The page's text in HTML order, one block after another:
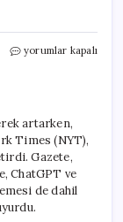
New
Zeka
Yasağı:
Medya
Dünyasında
Kırmızı
Çizgiler
Çizildi
yorumlar kapalı
artarken,
Times (NYT),
Gazete,
ChatGPT ve
de dahil